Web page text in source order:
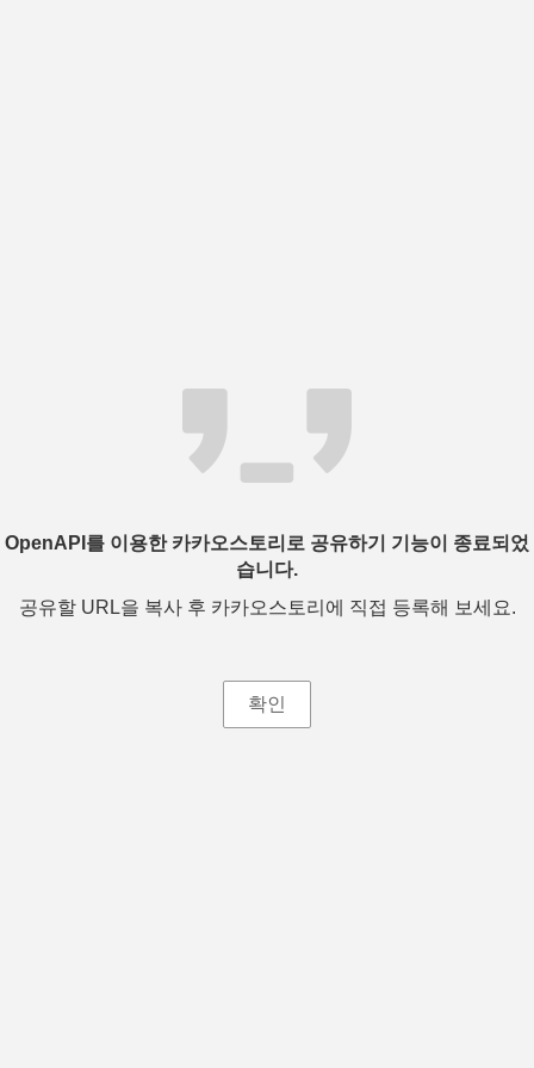
OpenAPI를 이용한 카카오스토리로 공유하기 기능이 종료되었
습니다.
공유할 URL을 복사 후 카카오스토리에 직접 등록해 보세요.
확인